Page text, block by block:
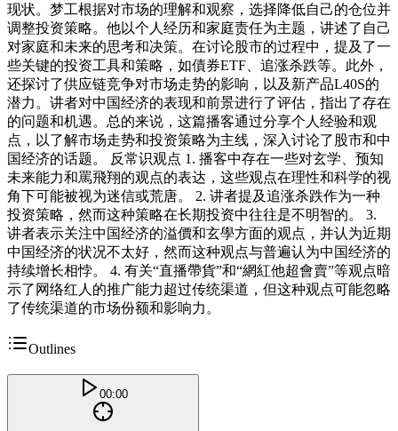
现状。梦工根据对市场的理解和观察，选择降低自己的仓位并
调整投资策略。他以个人经历和家庭责任为主题，讲述了自己
对家庭和未来的思考和决策。在讨论股市的过程中，提及了一
些关键的投资工具和策略，如債券ETF、追涨杀跌等。此外，
还探讨了供应链竞争对市场走势的影响，以及新产品L40S的
潜力。讲者对中国经济的表现和前景进行了评估，指出了存在
的问题和机遇。总的来说，这篇播客通过分享个人经验和观
点，以了解市场走势和投资策略为主线，深入讨论了股市和中
国经济的话题。 反常识观点 1. 播客中存在一些对玄学、预知
未来能力和罵飛翔的观点的表达，这些观点在理性和科学的视
角下可能被视为迷信或荒唐。 2. 讲者提及追涨杀跌作为一种
投资策略，然而这种策略在长期投资中往往是不明智的。 3.
讲者表示关注中国经济的溢價和玄學方面的观点，并认为近期
中国经济的状况不太好，然而这种观点与普遍认为中国经济的
持续增长相悖。 4. 有关“直播帶貨”和“網紅他超會賣”等观点暗
示了网络红人的推广能力超过传统渠道，但这种观点可能忽略
了传统渠道的市场份额和影响力。
Outlines
00:00